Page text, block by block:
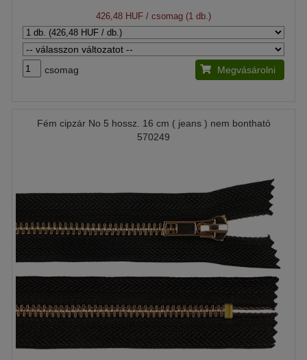
426,48 HUF / csomag (1 db.)
csomag Megvásárolni
Fém cipzár No 5 hossz. 16 cm ( jeans ) nem bontható
570249